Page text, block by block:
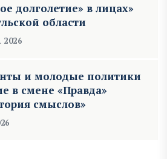
долголетие» в лицах»
области
и молодые политики
в смене «Правда»
смыслов»